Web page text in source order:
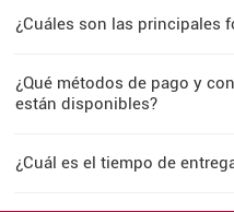
¿Cuáles son las principales
¿Qué métodos de pago y
están disponibles?
¿Cuál es el tiempo de